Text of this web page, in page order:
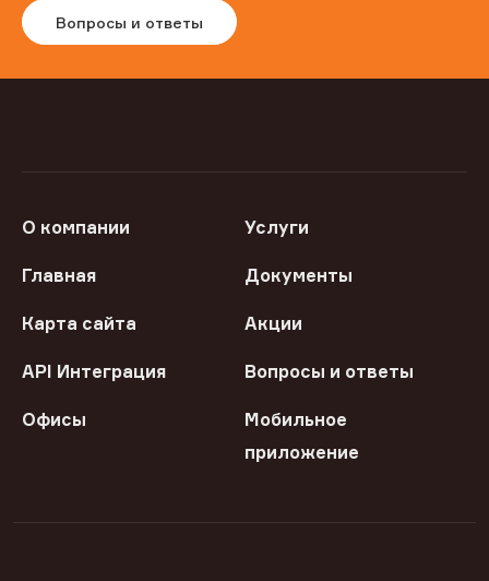
Вопросы и ответы
О компании Услуги
Главная Документы
Карта сайта Акции
API Интеграция Вопросы и ответы
Офисы
Мобильное
приложение